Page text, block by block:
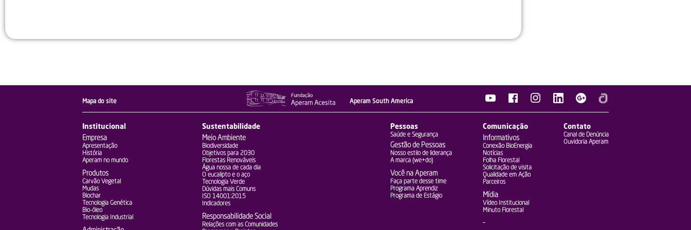
Mapa do site Aperam South America
Institucional
Empresa
Apresentação
História
Aperam no mundo
Produtos
Carvão Vegetal
Mudas
Biochar
Tecnologia Genética
Bio-óleo
Tecnologia Industrial
Sustentabilidade
Meio Ambiente
Biodiversidade
Objetivos para 2030
Florestas Renováveis
Água nossa de cada dia
O eucalipto e o aço
Tecnologia Verde
Dúvidas mais Comuns
ISO 14001:2015
Indicadores
Responsabilidade Social
Relações com as Comunidades
Pessoas
Saúde e Segurança
Gestão de Pessoas
Nosso estilo de liderança
A marca (we+do)
Você na Aperam
Faça parte desse time
Programa Aprendiz
Programa de Estágio
Comunicação
Informativos
Conexão BioEnergia
Notícias
Folha Florestal
Solicitação de visita
Qualidade em Ação
Parceiros
Mídia
Vídeo Institucional
Minuto Florestal
–
Contato
Canal de Denúncia
Ouvidoria Aperam